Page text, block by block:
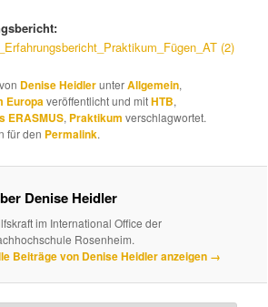
(2)
Denise HeidlerunterAllgemein,
Europa veröffentlicht und mitHTB,
ERASMUS, Praktikum verschlagwortet.
für den Permalink.
Denise Heidler
im International Office der
Rosenheim.
Beiträge von Denise Heidler anzeigen →